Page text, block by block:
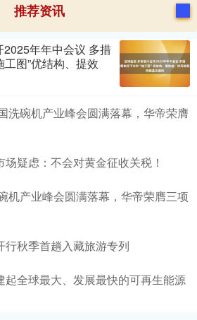
推荐资讯
年年中会议 多措
图”优结构、提效
洗碗机产业峰会圆满落幕，华帝荣膺
疑虑：不会对黄金征收关税！
机产业峰会圆满落幕，华帝荣膺三项
行秋季首趟入藏旅游专列
起全球最大、发展最快的可再生能源